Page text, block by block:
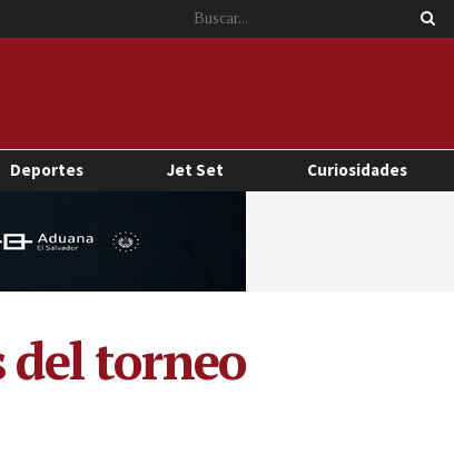
Deportes Jet Set Curiosidades
del torneo